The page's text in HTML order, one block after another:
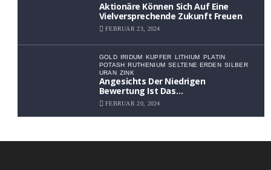
Aktionäre Können Sich Auf Eine
Vielversprechende Zukunft Freuen
FEBRUAR 23, 2024
GOLD IRIDUM KUPFER LITHIUM
PLATIN
POTASH
RUTHENIUM SELTENE ERDEN SILBER
URAN ZINK
Angesichts Der Niedrigen
Bewertung Ist Das
Aufwärtspotenzial Erheblich
FEBRUAR 20, 2024